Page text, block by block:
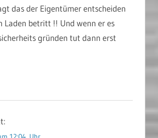
das der Eigentümer entscheiden
Laden betritt !! Und wenn er es
gründen tut dann erst